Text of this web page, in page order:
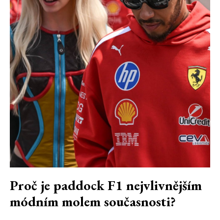
Proč je paddock F1 nejvlivnějším
módním molem současnosti?